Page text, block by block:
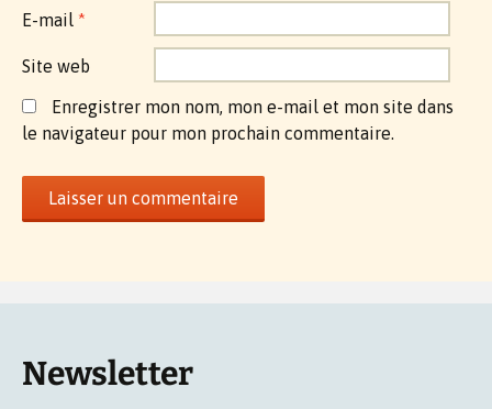
E-mail *
Site web
Enregistrer mon nom, mon e-mail et mon site dans
le navigateur pour mon prochain commentaire.
Newsletter